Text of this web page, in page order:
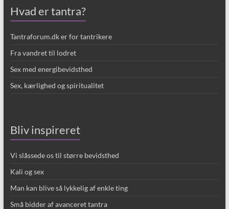
Hvad er tantra?
Tantraforum.dk er for tantrikere
Fra vandret til lodret
Sex med energibevidsthed
Sex, kærlighed og spiritualitet
Bliv inspireret
Vi slåssede os til større bevidsthed
Kali og sex
Man kan blive så lykkelig af enkle ting
Små bidder af avanceret tantra